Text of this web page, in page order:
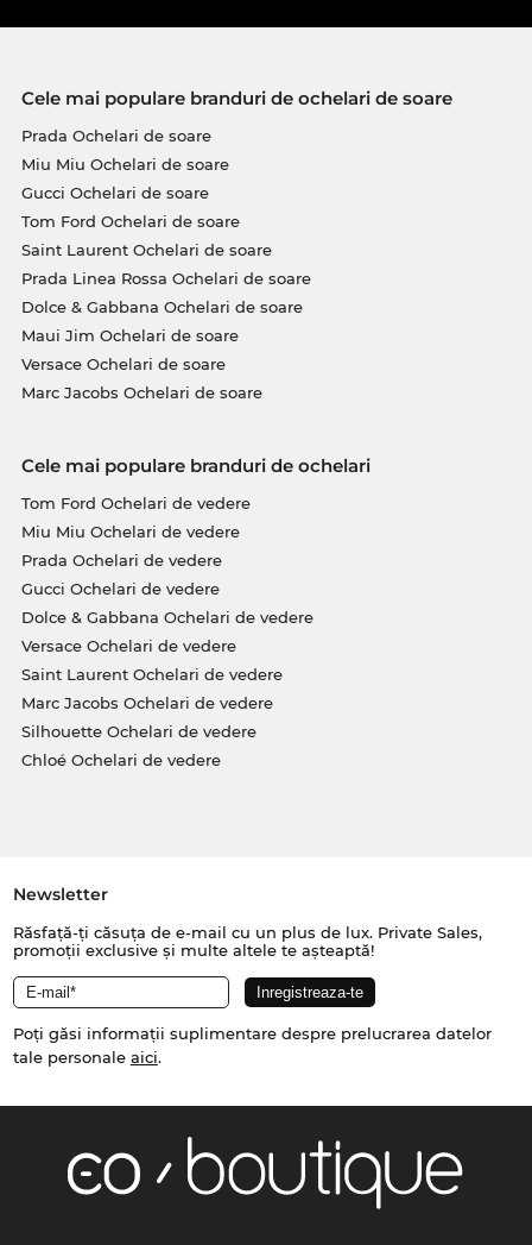
Acest model este pe stoc. Dacă îl comanzi acum şi
alegi oţiunea de Expediere Expres, putem să-ţi
garantăm chiar şi momentul în care îţi vor fi livraţi.
Acum poţi achiziţiona acest model la un preţ
incredibil de avantajos, că doar se ştie: Edel-Optics
este un paradis pentru vânătorii de chilipire! Ceea
ce în alte magazine online este desemnat cu
„sale”, la noi înseamnă preţuri normale, care îţi
permit să faci economii zi de zi.
Cele mai populare branduri de ochelari de soare
Prada Ochelari de soare
Miu Miu Ochelari de soare
Gucci Ochelari de soare
Tom Ford Ochelari de soare
Saint Laurent Ochelari de soare
Prada Linea Rossa Ochelari de soare
Dolce & Gabbana Ochelari de soare
Maui Jim Ochelari de soare
Versace Ochelari de soare
Marc Jacobs Ochelari de soare
Cele mai populare branduri de ochelari
Tom Ford Ochelari de vedere
Miu Miu Ochelari de vedere
Prada Ochelari de vedere
Gucci Ochelari de vedere
Dolce & Gabbana Ochelari de vedere
Versace Ochelari de vedere
Saint Laurent Ochelari de vedere
Marc Jacobs Ochelari de vedere
Silhouette Ochelari de vedere
Chloé Ochelari de vedere
Newsletter
Răsfață-ți căsuța de e-mail cu un plus de lux. Private Sales,
promoții exclusive și multe altele te așteaptă!
Poți găsi informații suplimentare despre prelucrarea datelor
tale personale aici.